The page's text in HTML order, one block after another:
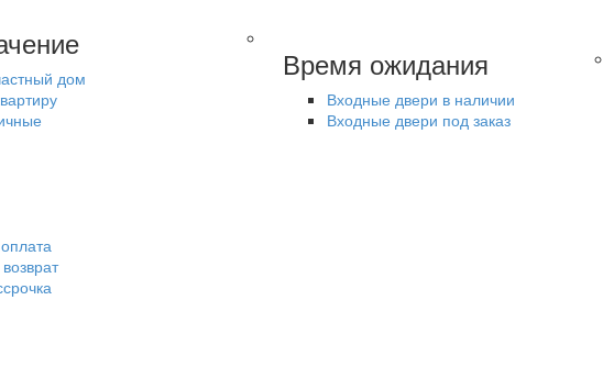
дом
Время ожидания
Входные двери в наличии
Входные двери под заказ